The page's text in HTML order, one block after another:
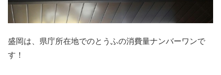
盛岡は、県庁所在地でのとうふの消費量ナンバーワンで
す！